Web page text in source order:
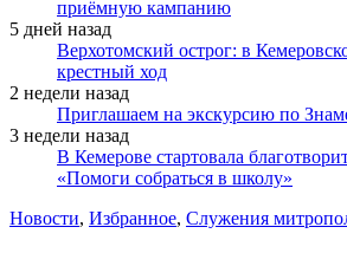
приёмную кампанию
5 дней назад
Верхотомский острог: в
крестный ход
2 недели назад
Приглашаем на экскурсию по
3 недели назад
В Кемерове стартовала
«Помоги собраться в школу»
Новости, Избранное, Служения